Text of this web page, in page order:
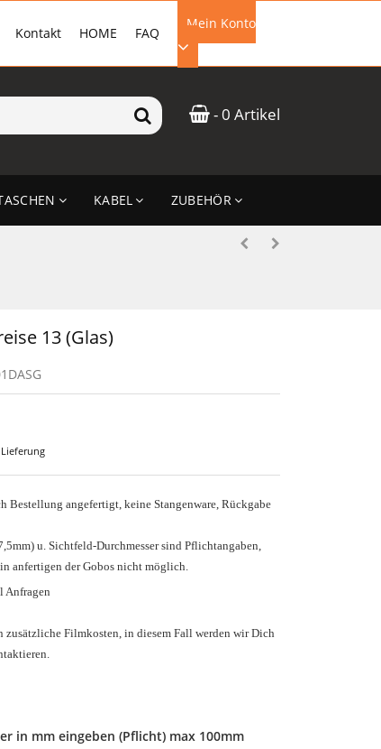
Mein Konto
EMAIL-ADRESSE
ANMELDEN
FAQ
HOME
Kontakt
- 0 Artikel
KABEL ZUBEHÖR
13 (Glas)
Bestellung angefertigt, keine Stangenware, Rückgabe
u. Sichtfeld-Durchmesser sind Pflichtangaben,
anfertigen der Gobos nicht möglich.
Anfragen
zusätzliche Filmkosten, in diesem Fall werden wir Dich
in mm eingeben (Pflicht) max 100mm